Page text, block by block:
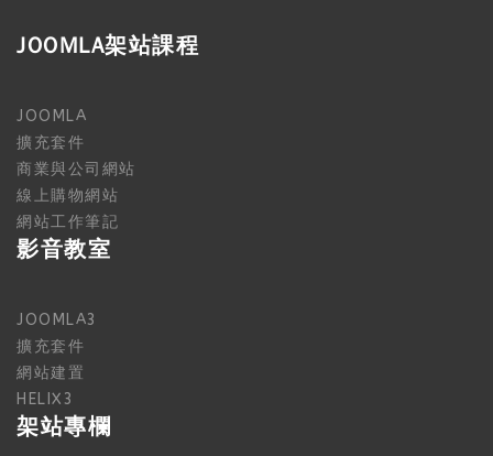
JOOMLA架站課程
JOOMLA
擴充套件
商業與公司網站
線上購物網站
網站工作筆記
影音教室
JOOMLA3
擴充套件
網站建置
HELIX3
架站專欄